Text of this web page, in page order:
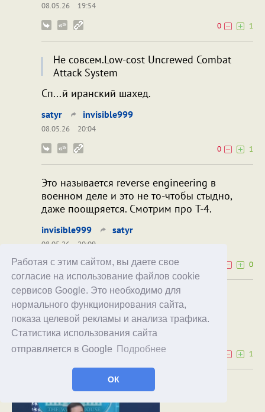
Работая с этим сайтом, вы даете свое
согласие на использование файлов cookie
сервисов Google. Это необходимо для
нормального функционирования сайта,
показа целевой рекламы и анализа трафика.
Статистика использования сайта
отправляется в Google
Подробнее
ОК
08.05.26
19:54
0
1
Не совсем.Low-cost Uncrewed Combat
Attack System
Сп...й иранский шахед.
satyr invisible999
08.05.26
20:04
0
1
Это называется reverse engineering в
военном деле и это не то-чтобы стыдно,
даже поощряется. Смотрим про T-4.
invisible999 satyr
08.05.26
20:09
0
Вероятно, Ту-4.
Paranoid invisible999
10.05.26 01:34
1
Цели СВО должны быть достигнуты!